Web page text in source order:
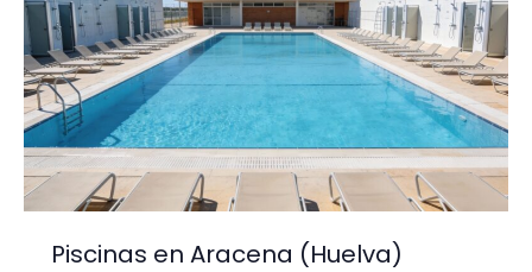
Piscinas en Aracena (Huelva)